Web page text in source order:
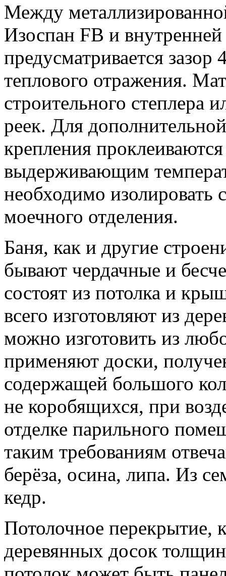
Между
Изоспан FB и внутренней
предусматривается
теплового отражения.
строительного
реек. Для
крепления
выдерживающим
необходимо изолировать
моечного отделения.
Баня, как и другие
бывают чердачные и
состоят из потолка и
всего изготовляют из
можно изготовить из
применяют доски,
содержащей большого
не коробящихся, при
отделке парильного
таким требованиям
берёза, осина, липа. Из
кедр.
Потолочное перекрытие,
деревянных досок